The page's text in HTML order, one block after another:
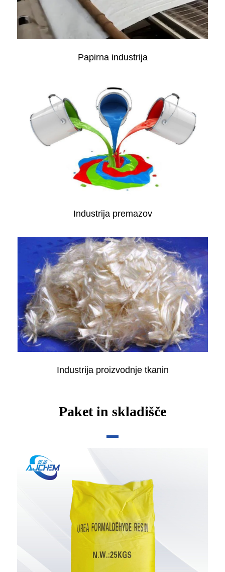
Papirna industrija
Industrija premazov
Industrija proizvodnje tkanin
Paket in skladišče